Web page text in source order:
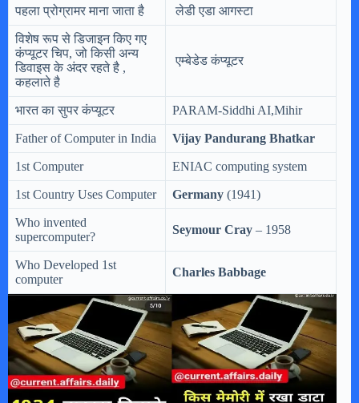
पहला प्रोग्रामर माना जाता है लेडी एडा आगस्टा
विशेष रूप से डिजाइन किए गए
कंप्यूटर चिप, जो किसी अन्य
डिवाइस के अंदर रहते है ,
कहलाते है
एम्बेडेड कंप्यूटर
भारत का सुपर कंप्यूटर PARAM-Siddhi AI,Mihir
Father of Computer in India Vijay Pandurang Bhatkar
1st Computer ENIAC computing system
1st Country Uses Computer Germany (1941)
Who invented
supercomputer?
Seymour Cray – 1958
Who Developed 1st
computer
Charles Babbage